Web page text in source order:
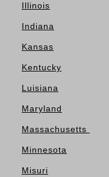
Illinois
Indiana
Kansas
Kentucky
Luisiana
Maryland
Massachusetts
Minnesota
Misuri